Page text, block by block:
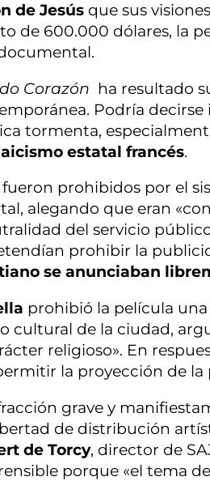
de Jesús que sus
de 600.000 dólares, la
Corazón ha resultado
Podría decirse
tormenta,
estatal francés.
prohibidos por el
alegando que eran
del servicio
prohibir la
se anunciaban
prohibió la película
cultural de la ciudad,
religioso». En
la proyección de la
grave y
de distribución
de Torcy, director de
porque «el tema